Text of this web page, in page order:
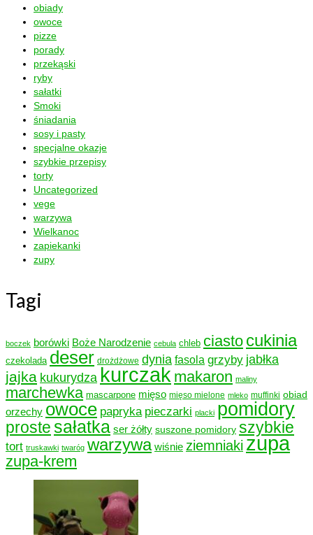
obiady
owoce
pizze
porady
przekąski
ryby
sałatki
Smoki
śniadania
sosy i pasty
specjalne okazje
szybkie przepisy
torty
Uncategorized
vege
warzywa
Wielkanoc
zapiekanki
zupy
Tagi
boczek borówki Boże Narodzenie cebula chleb ciasto cukinia
czekolada deser drożdżowe dynia fasola grzyby jabłka
jajka kukurydza kurczak makaron maliny
marchewka mascarpone mięso mięso mielone mleko muffinki obiad
orzechy owoce papryka pieczarki placki pomidory
proste sałatka ser żółty suszone pomidory szybkie
tort truskawki twaróg warzywa wiśnie ziemniakizupa
zupa-krem